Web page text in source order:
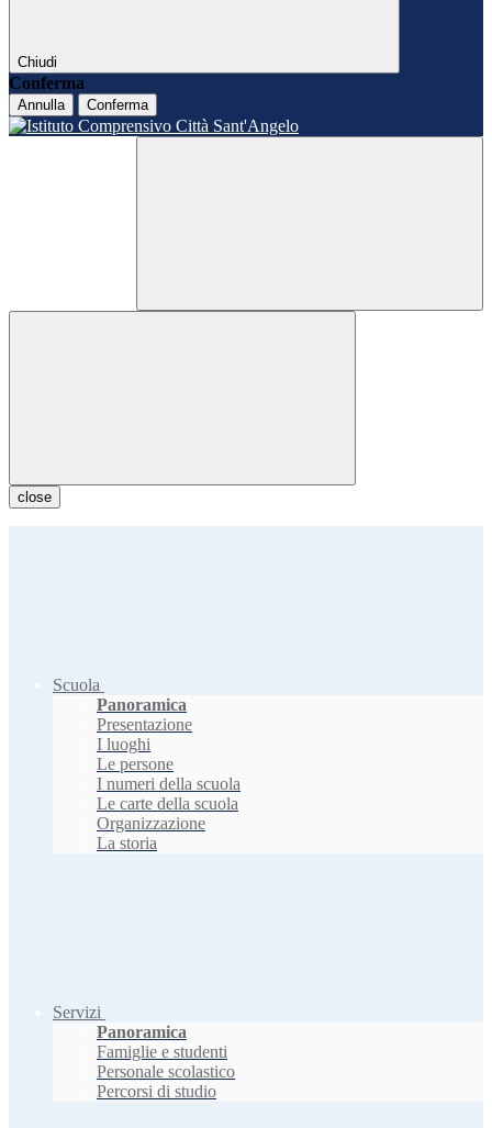
Chiudi
Conferma
Annulla Conferma
close
Scuola
Panoramica
Presentazione
I luoghi
Le persone
I numeri della scuola
Le carte della scuola
Organizzazione
La storia
Servizi
Panoramica
Famiglie e studenti
Personale scolastico
Percorsi di studio